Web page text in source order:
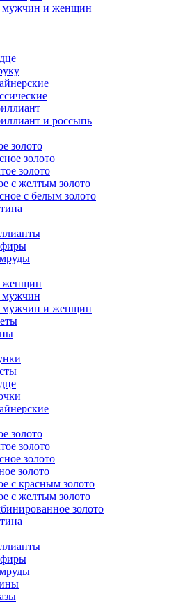
мужчин и женщин
и россыпь
золото
золото
золото
с желтым золото
с белым золото
женщин
мужчин
мужчин и женщин
золото
золото
золото
золото
с красным золото
с желтым золото
золото